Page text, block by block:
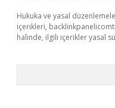
Hukuka ve yasal
içerikleri,
halinde, ilgili içerikler yasal